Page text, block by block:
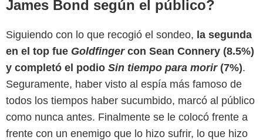
James Bond según el público?
Siguiendo con lo que recogió el sondeo, la segunda
en el top fue Goldfinger con Sean Connery (8.5%)
y completó el podio Sin tiempo para morir (7%).
Seguramente, haber visto al espía más famoso de
todos los tiempos haber sucumbido, marcó al público
como nunca antes. Finalmente se le colocó frente a
frente con un enemigo que lo hizo sufrir, lo que hizo